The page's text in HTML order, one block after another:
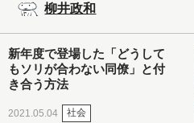
柳井政和
新年度で登場した「どうして
もソリが合わない同僚」と付
き合う方法
2021.05.04 社会